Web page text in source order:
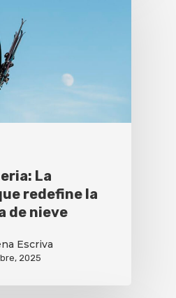
La
redefine la
de nieve
Escriva
2025